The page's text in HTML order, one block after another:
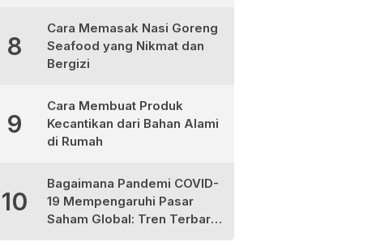
8
Cara Memasak Nasi Goreng
Seafood yang Nikmat dan
Bergizi
9
Cara Membuat Produk
Kecantikan dari Bahan Alami
di Rumah
10
Bagaimana Pandemi COVID-
19 Mempengaruhi Pasar
Saham Global: Tren Terbaru